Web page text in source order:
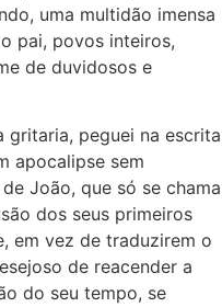
uma multidão imensa
pai, povos inteiros,
de duvidosos e
gritaria, peguei na escrita
apocalipse sem
João, que só se chama
dos seus primeiros
em vez de traduzirem o
de reacender a
do seu tempo, se